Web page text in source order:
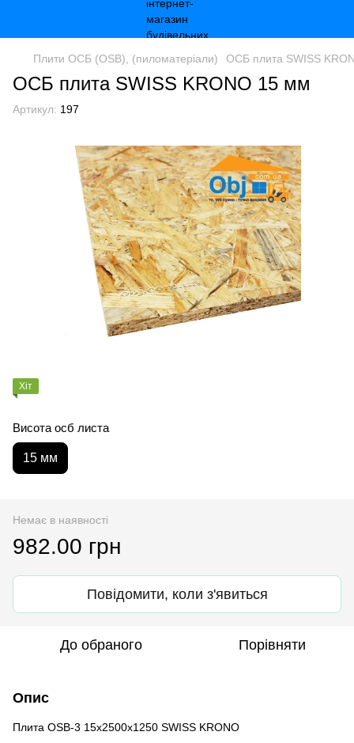
Плити ОСБ (OSB), (пиломатеріали) ОСБ плита SWISS
ОСБ плита SWISS KRONO 15 мм
Артикул: 197
Хіт
Висота осб листа
15 мм
Немає в наявності
982.00 грн
Повідомити, коли з'явиться
До обраного Порівняти
Опис
Плита OSB-3 15х2500х1250 SWISS KRONO